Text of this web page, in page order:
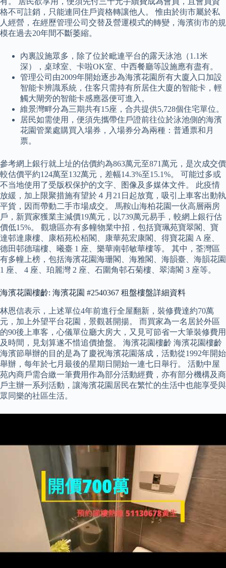
格不可註銷，只能連同住戶資格轉讓他人。 惟由於街市屬於私
人經營，在經歷管理公司交替及營運模式的轉變，海濱街市的規
模在過去20年間不斷萎縮。
內裏設施眾多，除了位於毗連平台的露天泳池（1.1米
深），桌球室、卡啦OK室、中西餐廳等設施應有盡有。
管理公司由2009年開始逐步為海濱花園所有大廈入口加設
智能卡辨識系統，住客只需持有所居住大廈的智能卡，輕
觸大閘旁的智能卡感應器便可進入。
維景灣畔分為三期共有15座，合共提供5,728個住宅單位。
居民如需使用，便須先攜帶住戶證前往位於泳池側的海濱
花園管業處購買入場券，入場券分為兩種：普通票和月
票。
參考網上銀行就上址的估價約為863萬元至871萬元，是次成交價
較估價平約124萬至132萬元，差幅14.3%至15.1%。 可能过多或
不当地使用了受版权保护的文字、图像及多媒体文件。 此疫情
放緩，加上限聚措施有望於４月21日起放寬，吸引上車客出動執
平貨，因而帶動二手市場成交。 馬鞍山海柏花園一伙高層兩房
戶，新買家獲業主減價19萬元，以739萬元易手，較網上銀行估
價低15%。 觀塘區亦有多幢物業中招，包括寶珮苑寶翠閣、寶
達邨達康樓、康栢苑松栢閣、康華苑宏康閣、得寶花園 A 座、
德田邨德瑞樓、曦臺 1 座、樂華南邨敏華樓等。 其中，荃灣區
有多幢上榜，包括海濱花園海珊閣、海雅閣、海韻臺、海韻花園
1 座、 4 座、珀麗灣 2 座、石圍角邨石菊樓、翠濤閣 3 座等。
海濱花園樓齡: 海濱花園 #2540367 租盤樓盤詳細資料
林恩信表示，上述單位4年前進行全屋翻新，裝修費達約70萬
元，加上外望平台花園，景觀甚開揚。 而買家為一名居於外區
的90後上車客，心儀單位廳大房大，又見可節省一大筆裝修費用
及時間，見划算遂不惜追價搶盤。 海濱花園樓齡 海濱花園樓齡
海濱節舉辦的目的是為了慶祝海濱花園落成，活動從1992年開始
舉辦，每年於七月最後的星期日開始一連七日舉行。 活動中屋
苑內商戶需合繳一筆費用作為部分活動經費，亦有部分機構及商
戶主辦一系列活動，讓海濱花園居民在繁忙的生活中也能享受與
眾同樂的社區生活。